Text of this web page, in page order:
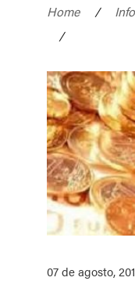
Home /
/
07 de agosto,